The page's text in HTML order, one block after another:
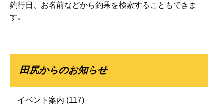
釣行日、お名前などから釣果を検索することもできま
す。
田尻からのお知らせ
イベント案内 (117)